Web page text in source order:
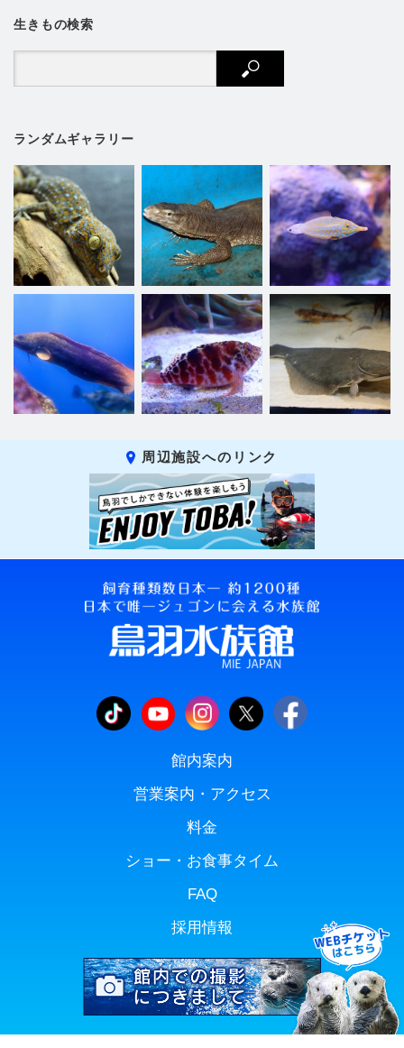
生きもの検索
ランダムギャラリー
周辺施設へのリンク
館内案内
営業案内・アクセス
料金
ショー・お食事タイム
FAQ
採用情報